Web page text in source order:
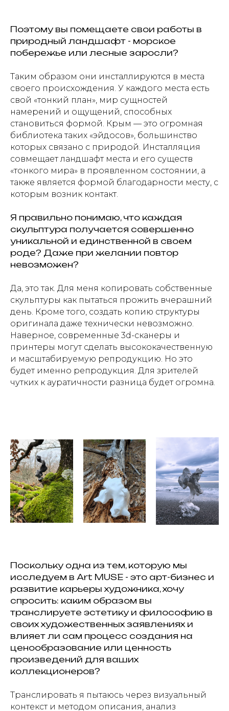
Поэтому вы помещаете свои работы в
природный ландшафт - морское
побережье или лесные заросли?
Таким образом они инсталлируются в места
своего происхождения. У каждого места есть
свой «тонкий план», мир сущностей
намерений и ощущений, способных
становиться формой. Крым — это огромная
библиотека таких «эйдосов», большинство
которых связано с природой. Инсталляция
совмещает ландшафт места и его существ
«тонкого мира» в проявленном состоянии, а
также является формой благодарности месту, с
которым возник контакт.
Я правильно понимаю, что каждая
скульптура получается совершенно
уникальной и единственной в своем
роде? Даже при желании повтор
невозможен?
Да, это так. Для меня копировать собственные
скульптуры как пытаться прожить вчерашний
день. Кроме того, создать копию структуры
оригинала даже технически невозможно.
Наверное, современные 3d-сканеры и
принтеры могут сделать высококачественную
и масштабируемую репродукцию. Но это
будет именно репродукция. Для зрителей
чутких к ауратичности разница будет огромна.
Поскольку одна из тем, которую мы
исследуем в Art MUSE - это арт-бизнес и
развитие карьеры художника, хочу
спросить: каким образом вы
транслируете эстетику и философию в
своих художественных заявлениях и
влияет ли сам процесс создания на
ценообразование или ценность
произведений для ваших
коллекционеров?
Транслировать я пытаюсь через визуальный
контекст и методом описания, анализ